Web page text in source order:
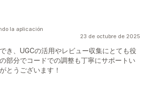
23 de octubre de 2025
き、UGCの活用やレビュー収集にとても役
部分でコードでの調整も丁寧にサポートい
とうございます！
la aplicación